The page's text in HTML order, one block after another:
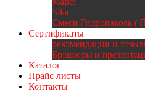
Sika
Смеси Гидропаколь (
Сертификаты
рекомендации и
Брошюры и
Каталог
Прайс листы
Контакты